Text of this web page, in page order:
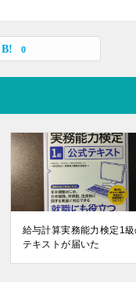
0
給与計算実務能力検定1
テキストが届いた